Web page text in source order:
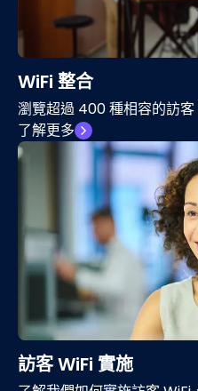
WiFi 整合
瀏覽超過 400 種相容的訪客
了解更多
訪客 WiFi 實施